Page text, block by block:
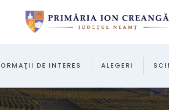
DE INTERES ALEGERI